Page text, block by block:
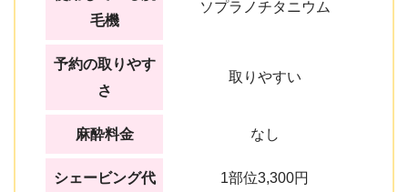
毛機
ソプラノチタニウム
予約の取りやす
さ
取りやすい
麻酔料金 なし
シェービング代 1部位3,300円